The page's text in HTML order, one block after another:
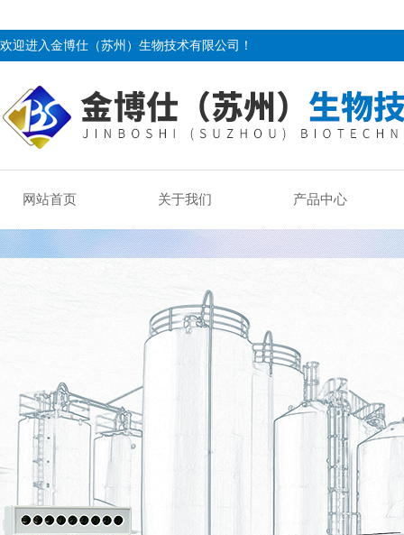
欢迎进入金博仕（苏州）生物技术有限公司！
网站首页 关于我们 产品中心